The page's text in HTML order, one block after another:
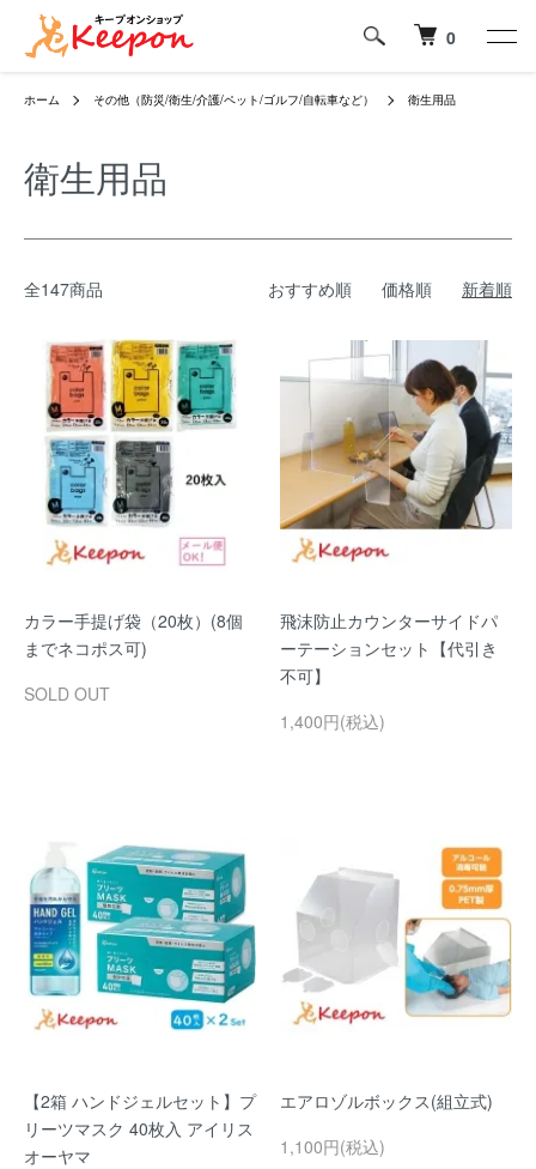
0
ホーム その他（防災/衛生/介護/ペット/ゴルフ/自転車など） 衛生用品
衛生用品
全147商品 おすすめ順 価格順 新着順
カラー手提げ袋（20枚）(8個
までネコポス可)
SOLD OUT
飛沫防止カウンターサイドパ
ーテーションセット【代引き
不可】
1,400円(税込)
【2箱 ハンドジェルセット】プ
リーツマスク 40枚入 アイリス
オーヤマ
エアロゾルボックス(組立式)
1,100円(税込)